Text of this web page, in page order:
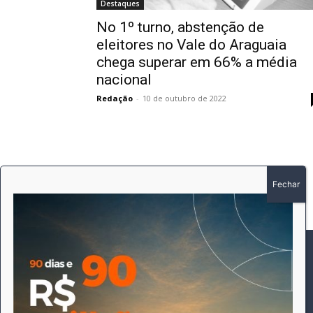
Destaques
No 1º turno, abstenção de
eleitores no Vale do Araguaia
chega superar em 66% a média
nacional
Redação - 10 de outubro de 2022
SOBRE